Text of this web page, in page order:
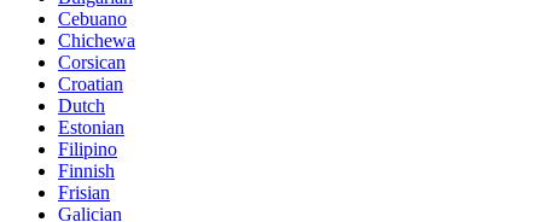
Cebuano
Chichewa
Corsican
Croatian
Dutch
Estonian
Filipino
Finnish
Frisian
Galician